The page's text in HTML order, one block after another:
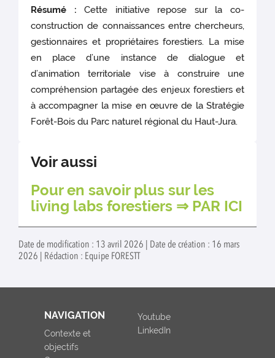
Résumé : Cette initiative repose sur la co-
construction de connaissances entre chercheurs,
gestionnaires et propriétaires forestiers. La mise
en place d’une instance de dialogue et
d’animation territoriale vise à construire une
compréhension partagée des enjeux forestiers et
à accompagner la mise en œuvre de la Stratégie
Forêt-Bois du Parc naturel régional du Haut-Jura.
Voir aussi
Pour en savoir plus sur les
living labs forestiers ⇒ PAR ICI
Date de modification : 13 avril 2026 | Date de création : 16 mars
2026 | Rédaction : Equipe FORESTT
NAVIGATION
Contexte et
objectifs
Youtube
LinkedIn